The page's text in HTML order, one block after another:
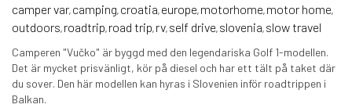
camper var, camping, croatia, europe, motorhome, motor home,
outdoors, roadtrip, road trip, rv, self drive, slovenia, slow travel
Camperen "Vučko" är byggd med den legendariska Golf 1-modellen.
Det är mycket prisvänligt, kör på diesel och har ett tält på taket där
du sover. Den här modellen kan hyras i Slovenien inför roadtrippen i
Balkan.